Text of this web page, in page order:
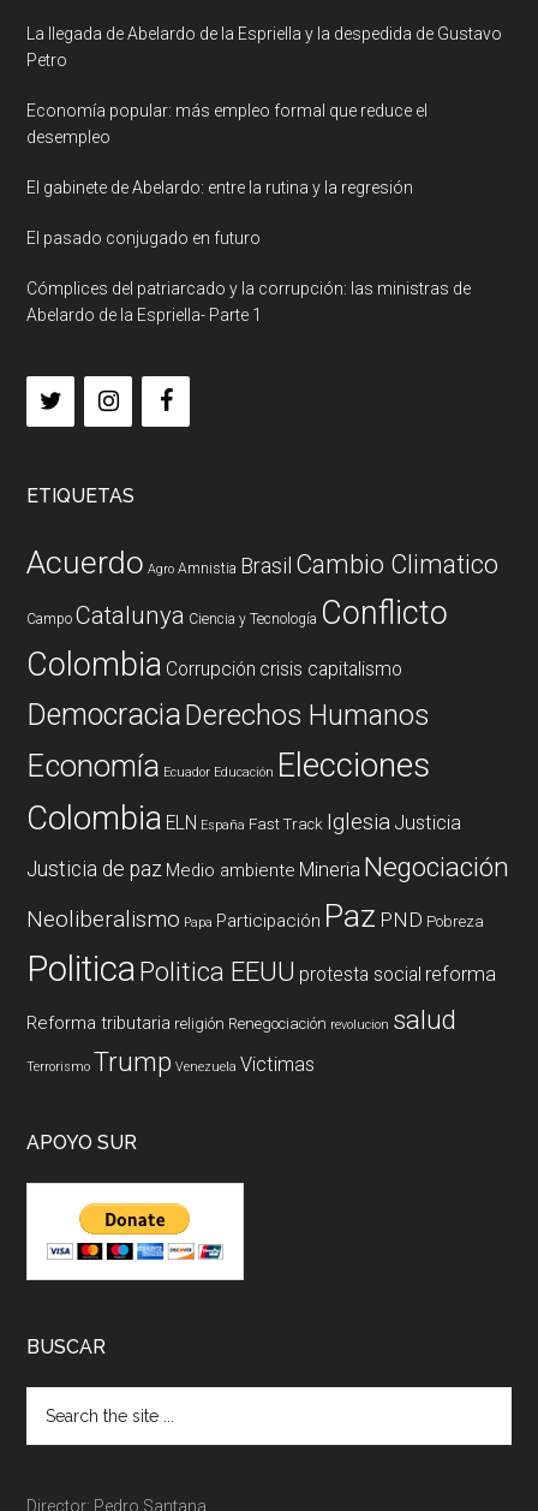
La llegada de Abelardo de la Espriella y la despedida de Gustavo
Petro
Economía popular: más empleo formal que reduce el
desempleo
El gabinete de Abelardo: entre la rutina y la regresión
El pasado conjugado en futuro
Cómplices del patriarcado y la corrupción: las ministras de
Abelardo de la Espriella- Parte 1
ETIQUETAS
Acuerdo Agro Amnistia Brasil Cambio Climatico
Campo Catalunya Ciencia y Tecnología Conflicto
Colombia Corrupción crisis capitalismo
DemocraciaDerechos Humanos
Economía Ecuador Educación Elecciones
Colombia ELN España Fast Track Iglesia Justicia
Justicia de paz Medio ambiente Mineria Negociación
Neoliberalismo Papa Participación Paz PND Pobreza
PoliticaPolitica EEUU protesta social reforma
Reforma tributaria religión Renegociación revolucion salud
Terrorismo Trump Venezuela Victimas
APOYO SUR
BUSCAR
Director: Pedro Santana